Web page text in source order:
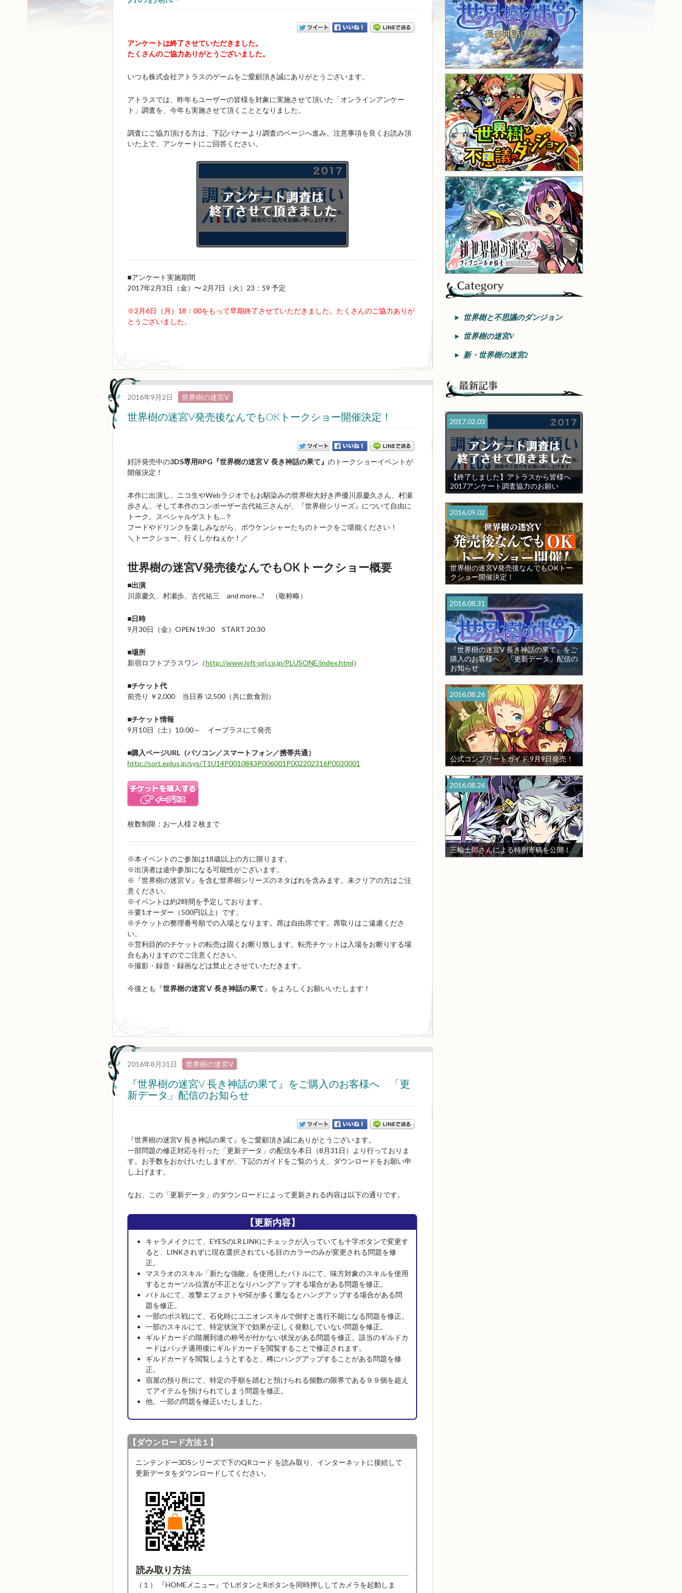
アンケートは終了させていただきました。
たくさんのご協力ありがとうございました。
いつも株式会社アトラスのゲームをご愛顧頂き誠にありがとうございます。
アトラスでは、昨年もユーザーの皆様を対象に実施させて頂いた「オンラインアンケー
ト」調査を、今年も実施させて頂くこととなりました。
調査にご協力頂ける方は、下記バナーより調査のページへ進み、注意事項を良くお読み頂
いた上で、アンケートにご回答ください。
■アンケート実施期間
2017年2月3日（金）〜 2月7日（火）23：59 予定
※2月6日（月）18：00をもって早期終了させていただきました。たくさんのご協力ありが
とうございました。
2016年9月2日 世界樹の迷宮V
世界樹の迷宮V発売後なんでもOKトークショー開催決定！
好評発売中の3DS専用RPG『世界樹の迷宮Ⅴ 長き神話の果て』 のトークショーイベントが
開催決定！
本作に出演し、ニコ生やWebラジオでもお馴染みの世界樹大好き声優川原慶久さん、村瀬
歩さん、そして本作のコンポーザー古代祐三さんが、『世界樹シリーズ』について自由に
トーク。スペシャルゲストも…？
フードやドリンクを楽しみながら、ボウケンシャーたちのトークをご堪能ください！
＼トークショー、行くしかねぇか！／
世界樹の迷宮V発売後なんでもOKトークショー概要
■出演
川原慶久、村瀬歩、古代祐三 and more…? （敬称略）
■日時
9月30日（金）OPEN 19:30 START 20:30
■場所
新宿ロフトプラスワン（http://www.loft-prj.co.jp/PLUSONE/index.html）
■チケット代
前売り ￥2,000 当日券 \2,500（共に飲食別）
■チケット情報
9月10日（土）10:00～ イープラスにて発売
■購入ページURL（パソコン／スマートフォン／携帯共通）
http://sort.eplus.jp/sys/T1U14P0010843P006001P002202316P0030001
枚数制限：お一人様２枚まで
※本イベントのご参加は18歳以上の方に限ります。
※出演者は途中参加になる可能性がございます。
※『世界樹の迷宮Ⅴ』を含む世界樹シリーズのネタばれを含みます。未クリアの方はご注
意ください。
※イベントは約2時間を予定しております。
※要1オーダー（500円以上）です。
※チケットの整理番号順での入場となります。席は自由席です。席取りはご遠慮くださ
い。
※営利目的のチケットの転売は固くお断り致します。転売チケットは入場をお断りする場
合もありますのでご注意ください。
※撮影・録音・録画などは禁止とさせていただきます。
今後とも『世界樹の迷宮Ⅴ 長き神話の果て 』をよろしくお願いいたします！
2016年8月31日 世界樹の迷宮V
『世界樹の迷宮V 長き神話の果て』をご購入のお客様へ 「更
新データ」配信のお知らせ
『世界樹の迷宮V 長き神話の果て』をご愛顧頂き誠にありがとうございます。
一部問題の修正対応を行った「更新データ」の配信を本日（8月31日）より行っておりま
す。お手数をおかけいたしますが、下記のガイドをご覧のうえ、ダウンロードをお願い申
し上げます。
なお、この「更新データ」のダウンロードによって更新される内容は以下の通りです。
【更新内容】
キャラメイクにて、EYESのLR LINKにチェックが入っていても十字ボタンで変更す
ると、LINKされずに現在選択されている目のカラーのみが変更される問題を修
正。
マスラオのスキル「新たな強敵」を使用したバトルにて、味方対象のスキルを使用
するとカーソル位置が不正となりハングアップする場合がある問題を修正。
バトルにて、攻撃エフェクトやSEが多く重なるとハングアップする場合がある問
題を修正。
一部のボス戦にて、石化時にユニオンスキルで倒すと進行不能になる問題を修正。
一部のスキルにて、特定状況下で効果が正しく発動していない問題を修正。
ギルドカードの階層到達の称号が付かない状況がある問題を修正。該当のギルドカ
ードはパッチ適用後にギルドカードを閲覧することで修正されます。
ギルドカードを閲覧しようとすると、稀にハングアップすることがある問題を修
正。
宿屋の預り所にて、特定の手順を踏むと預けられる個数の限界である９９個を超え
てアイテムを預けられてしまう問題を修正。
他、一部の問題を修正いたしました。
【ダウンロード方法１】
ニンテンドー3DSシリーズで下のQRコード を読み取り、インターネットに接続して
更新データをダウンロードしてください。
読み取り方法
（１） 『HOMEメニュー』で LボタンとRボタンを同時押ししてカメラを起動しま
世界樹と不思議のダンジョン
世界樹の迷宮V
新・世界樹の迷宮2
2017.02.03
【終了しました】アトラスから皆様へ
2017アンケート調査協力のお願い
2016.09.02
世界樹の迷宮V発売後なんでもOKトー
クショー開催決定！
2016.08.31
『世界樹の迷宮V 長き神話の果て』をご
購入のお客様へ 「更新データ」配信の
お知らせ
2016.08.26
公式コンプリートガイド 9月9日発売！
2016.08.26
三輪士郎さんによる特別寄稿を公開！